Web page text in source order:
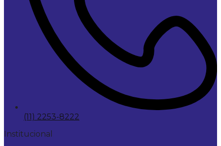
(11) 2253-8222
Institucional